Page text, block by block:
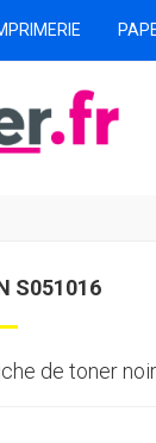
S051016
de toner